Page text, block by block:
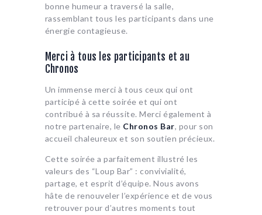
bonne humeur a traversé la salle,
rassemblant tous les participants dans une
énergie contagieuse.
Merci à tous les participants et au
Chronos
Un immense merci à tous ceux qui ont
participé à cette soirée et qui ont
contribué à sa réussite. Merci également à
notre partenaire, le Chronos Bar, pour son
accueil chaleureux et son soutien précieux.
Cette soirée a parfaitement illustré les
valeurs des “Loup Bar” : convivialité,
partage, et esprit d’équipe. Nous avons
hâte de renouveler l’expérience et de vous
retrouver pour d’autres moments tout